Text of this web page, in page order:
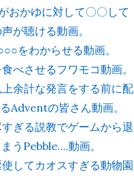
おかゆに対して〇〇して
が聴ける動画。
をわからせる動画。
べさせるフワモコ動画。
余計な発言をする前に配
Adventの皆さん動画。
ぎる説教でゲームから退
うPebble....動画。
してカオスすぎる動物園